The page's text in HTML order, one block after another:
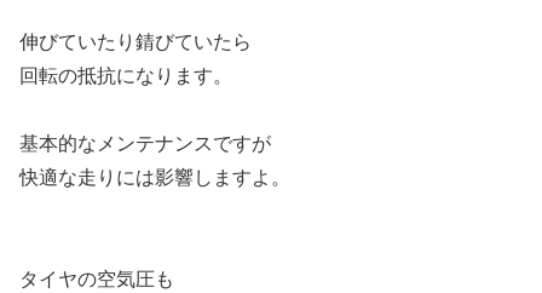
伸びていたり錆びていたら
回転の抵抗になります。
基本的なメンテナンスですが
快適な走りには影響しますよ。
タイヤの空気圧も